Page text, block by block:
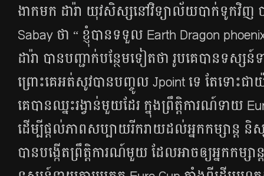
ងាក​មក​ ដារ៉ា យុវ​សិស្ស​នៅ​វិទ្យាល័យ​បាក់​ទូក​វិញ
Sabay ថា “ ខ្ញុំ​បាន​ទទួល Earth Dragon
ដារ៉ា បាន​បញ្ជាក់​បន្ថែម​ទៀត​ថា រូប​គេ​បាន​ទស្ស
ព្រោះ​គេ​អត់​សូវ​បាន​បញ្ចូល​ Jpoint ទេ តែ​ទោះ​
គេ​បាន​ឈ្នះ​រង្វាន់​មួយ​ដែរ ក្នុង​ព្រឹត្តិការណ៍​ទាយ
ដើម្បី​ផ្ដល់​ភាព​សប្បាយ​រីករាយ​ដល់​អ្នក​កម្សាន្ត និ
បាន​បង្កើត​ព្រឹត្តិការណ៍​មួយ ដែល​អាច​ឲ្យ​អ្នក​កម្សា